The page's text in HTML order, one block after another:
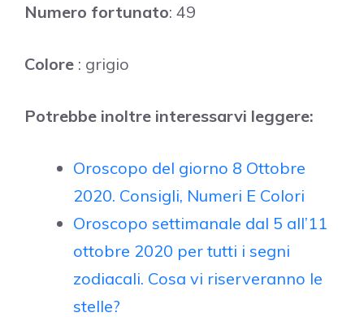
Numero fortunato: 49
Colore : grigio
Potrebbe inoltre interessarvi leggere:
Oroscopo del giorno 8 Ottobre
2020. Consigli, Numeri E Colori
Oroscopo settimanale dal 5 all’11
ottobre 2020 per tutti i segni
zodiacali. Cosa vi riserveranno le
stelle?